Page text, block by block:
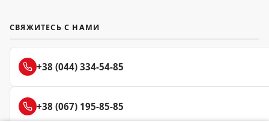
СВЯЖИТЕСЬ С НАМИ
+38 (044) 334-54-85
+38 (067) 195-85-85